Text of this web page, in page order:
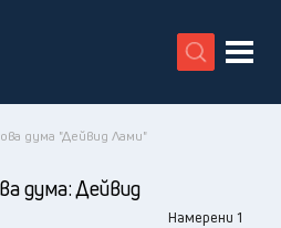
X
дума "Дейвид Лами"
дума:Дейвид
Намерени 1